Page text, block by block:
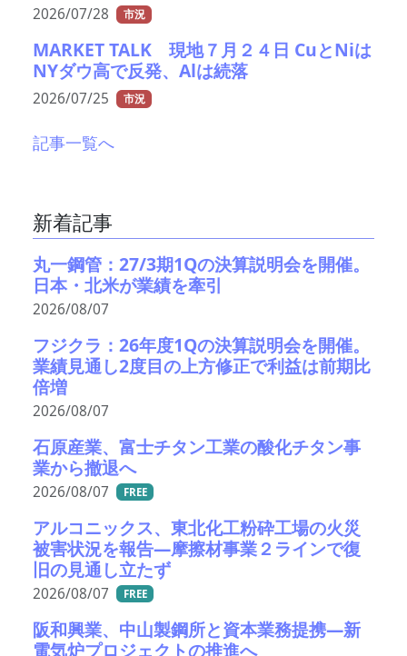
2026/07/28 市況
MARKET TALK 現地７月２４日 CuとNiは
NYダウ高で反発、Alは続落
2026/07/25 市況
記事一覧へ
新着記事
丸一鋼管：27/3期1Qの決算説明会を開催。
日本・北米が業績を牽引
2026/08/07
フジクラ：26年度1Qの決算説明会を開催。
業績見通し2度目の上方修正で利益は前期比
倍増
2026/08/07
石原産業、富士チタン工業の酸化チタン事
業から撤退へ
2026/08/07 FREE
アルコニックス、東北化工粉砕工場の火災
被害状況を報告―摩擦材事業２ラインで復
旧の見通し立たず
2026/08/07 FREE
阪和興業、中山製鋼所と資本業務提携―新
電気炉プロジェクトの推進へ